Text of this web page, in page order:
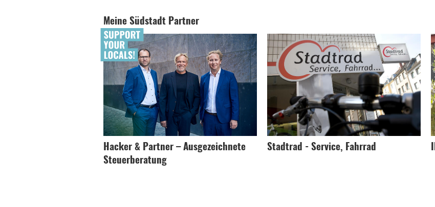
Meine Südstadt Partner
Hacker & Partner – Ausgezeichnete
Steuerberatung
Stadtrad - Service, Fahrrad